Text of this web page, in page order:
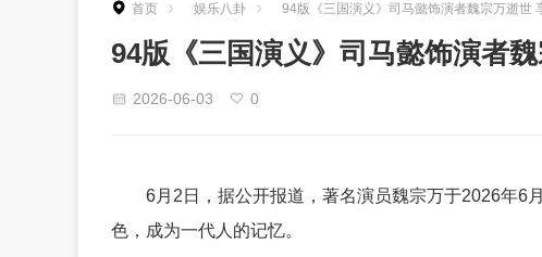
首页 娱乐八卦 94版《三国演义》司马懿饰演者魏宗万逝世
94版《三国演义》司马懿饰演者
2026-06-03 0
6月2日，据公开报道，著名演员魏宗万于2026年6
色，成为一代人的记忆。